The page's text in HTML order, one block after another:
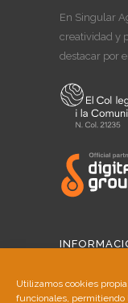
Utilizamos cookies
funcionales, permitiendo
En Singular
creatividad y
destacar por